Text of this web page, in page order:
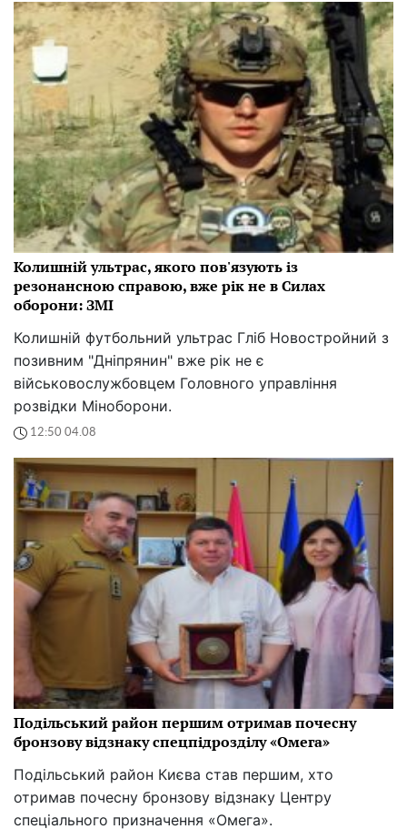
Колишній ультрас, якого пов'язують із
резонансною справою, вже рік не в Силах
оборони: ЗМІ
Колишній футбольний ультрас Гліб Новостройний з
позивним "Дніпрянин" вже рік не є
військовослужбовцем Головного управління
розвідки Міноборони.
12:50 04.08
Подільський район першим отримав почесну
бронзову відзнаку спецпідрозділу «Омега»
Подільський район Києва став першим, хто
отримав почесну бронзову відзнаку Центру
спеціального призначення «Омега».